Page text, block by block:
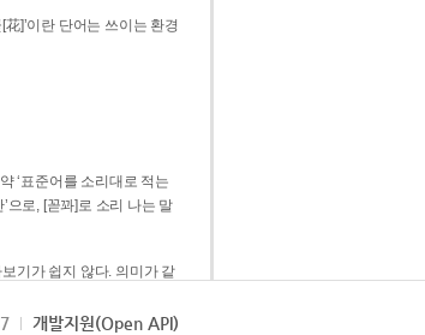
]’이란 단어는 쓰이는 환경
‘표준어를 소리대로 적는
기가 쉽지 않다. 의미가 같
개발지원(Open API)